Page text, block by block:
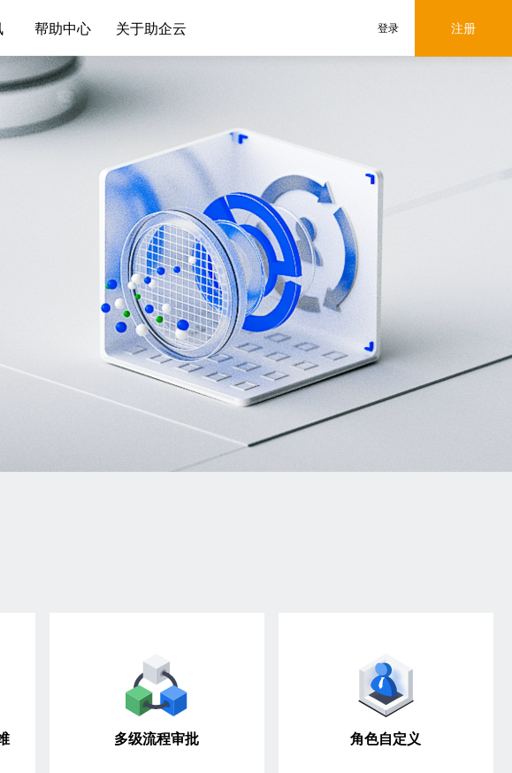
帮助中心 关于助企云 登录 注册
多级流程审批 角色自定义